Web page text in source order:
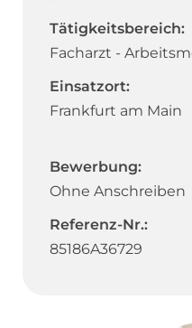
Tätigkeitsbereich:
Facharzt -
Einsatzort:
Frankfurt am Main
Bewerbung:
Ohne Anschreiben
Referenz-Nr.:
85186A36729